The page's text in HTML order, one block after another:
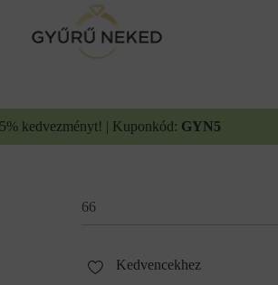
kedvezményt! | Kuponkód: GYN5
66
Kedvencekhez